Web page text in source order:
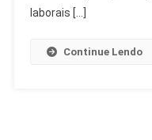
laborais […]
Continue Lendo